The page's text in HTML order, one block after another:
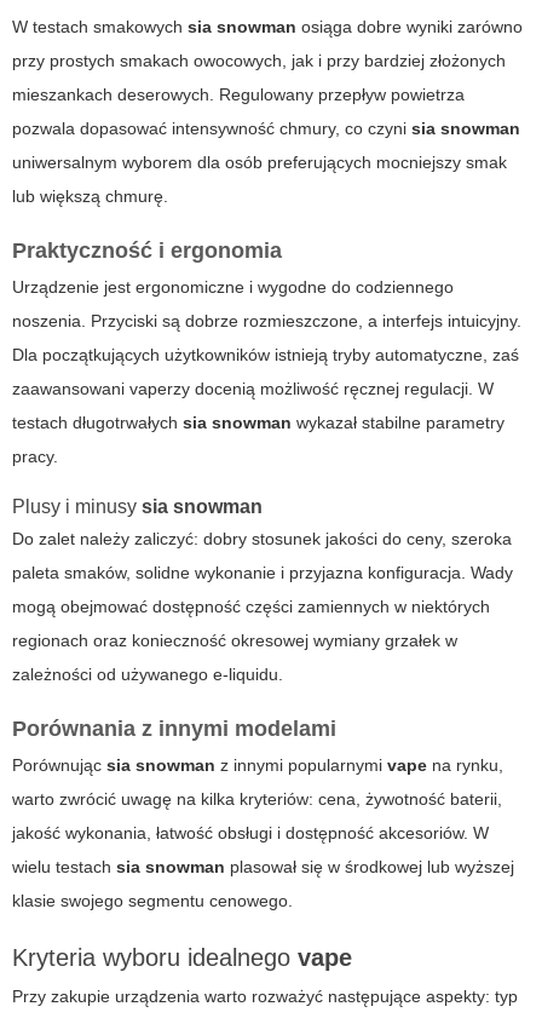
W testach smakowych sia snowman osiąga dobre wyniki zarówno
przy prostych smakach owocowych, jak i przy bardziej złożonych
mieszankach deserowych. Regulowany przepływ powietrza
pozwala dopasować intensywność chmury, co czyni sia snowman
uniwersalnym wyborem dla osób preferujących mocniejszy smak
lub większą chmurę.
Praktyczność i ergonomia
Urządzenie jest ergonomiczne i wygodne do codziennego
noszenia. Przyciski są dobrze rozmieszczone, a interfejs intuicyjny.
Dla początkujących użytkowników istnieją tryby automatyczne, zaś
zaawansowani vaperzy docenią możliwość ręcznej regulacji. W
testach długotrwałych sia snowman wykazał stabilne parametry
pracy.
Plusy i minusy sia snowman
Do zalet należy zaliczyć: dobry stosunek jakości do ceny, szeroka
paleta smaków, solidne wykonanie i przyjazna konfiguracja. Wady
mogą obejmować dostępność części zamiennych w niektórych
regionach oraz konieczność okresowej wymiany grzałek w
zależności od używanego e-liquidu.
Porównania z innymi modelami
Porównując sia snowman z innymi popularnymi vape na rynku,
warto zwrócić uwagę na kilka kryteriów: cena, żywotność baterii,
jakość wykonania, łatwość obsługi i dostępność akcesoriów. W
wielu testach sia snowman plasował się w środkowej lub wyższej
klasie swojego segmentu cenowego.
Kryteria wyboru idealnego vape
Przy zakupie urządzenia warto rozważyć następujące aspekty: typ